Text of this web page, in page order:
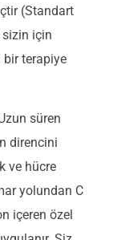
(Standart
için
bir terapiye
süren
direncini
ve hücre
yolundan C
içeren özel